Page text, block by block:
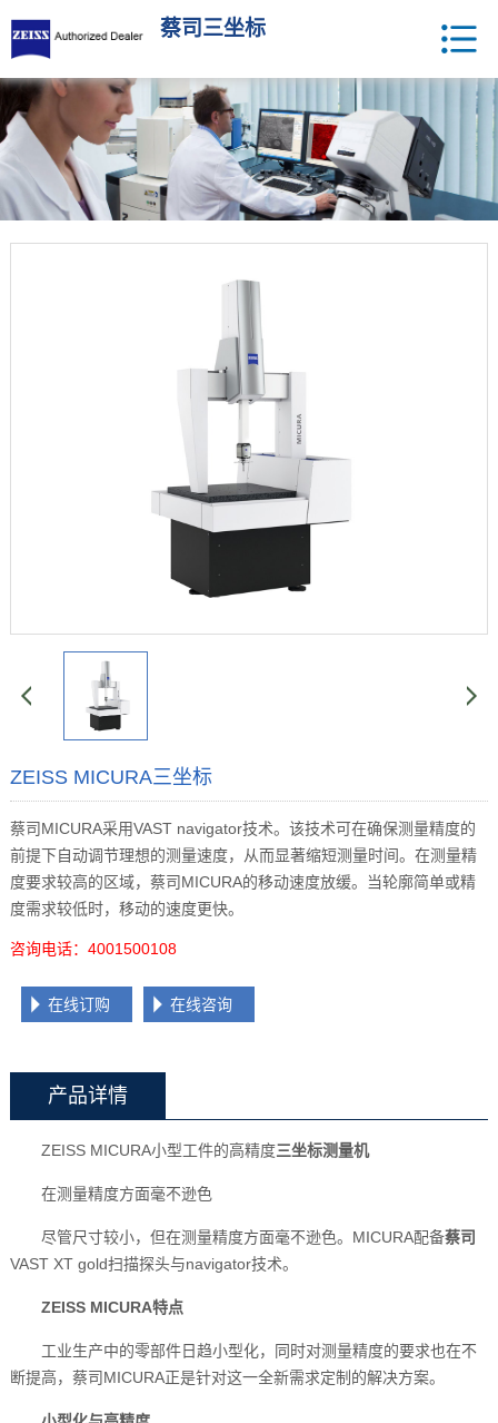
蔡司三坐标
ZEISS MICURA三坐标
蔡司MICURA采用VAST navigator技术。该技术可在确保测量精度的
前提下自动调节理想的测量速度，从而显著缩短测量时间。在测量精
度要求较高的区域，蔡司MICURA的移动速度放缓。当轮廓简单或精
度需求较低时，移动的速度更快。
咨询电话：4001500108
在线订购 在线咨询
产品详情
ZEISS MICURA小型工件的高精度三坐标测量机
在测量精度方面毫不逊色
尽管尺寸较小，但在测量精度方面毫不逊色。MICURA配备蔡司
VAST XT gold扫描探头与navigator技术。
ZEISS MICURA特点
工业生产中的零部件日趋小型化，同时对测量精度的要求也在不
断提高，蔡司MICURA正是针对这一全新需求定制的解决方案。